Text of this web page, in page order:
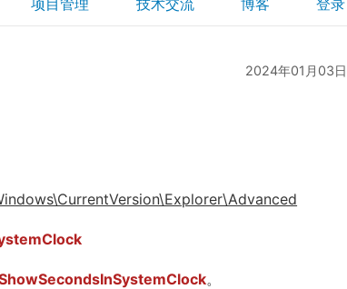
2024年01月03日
。